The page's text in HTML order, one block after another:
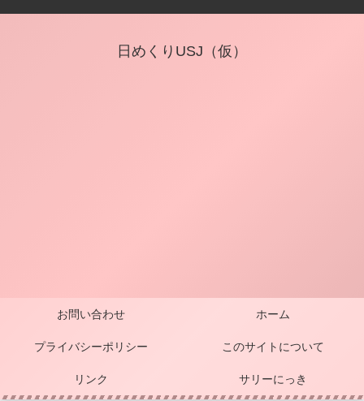
日めくりUSJ（仮）
お問い合わせ ホーム
プライバシーポリシー このサイトについて
リンク サリーにっき